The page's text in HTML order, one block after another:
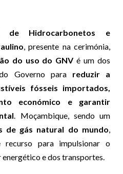
de Hidrocarbonetos e
, presente na cerimónia,
do uso do GNVé um dos
Governo para reduzir a
fósseis importados,
económico e garantir
. Moçambique, sendo um
de gás natural do mundo,
para impulsionar o
e dos transportes.